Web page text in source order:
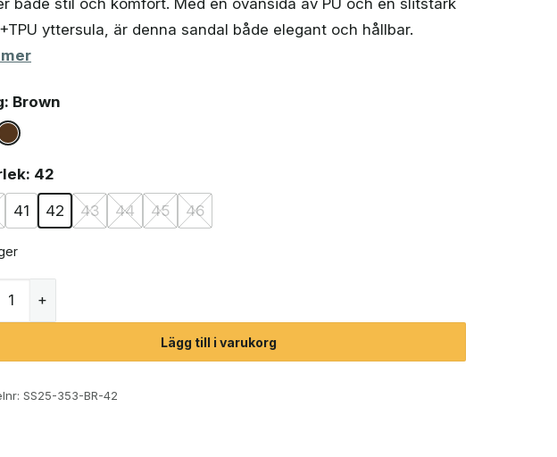
både stil och komfort. Med en ovansida av PU och en slitstark
yttersula, är denna sandal både elegant och hållbar.
: Brown
: 42
41 42 43 44 45 46
Lägg till i varukorg
SS25-353-BR-42